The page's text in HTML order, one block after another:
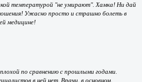
температурой "не умирают". Хамка! Ни дай
Ужасно просто и страшно болеть в
медицине!
по сравнению с прошлыми годами.
в ней нет. Врачи, в основном,